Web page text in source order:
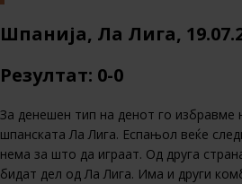
Шпанија, Ла Лига,
Резултат: 0-0
За денешен тип на денот го
шпанската Ла Лига. Еспањол веќе
нема за што да играат. Од друга
бидат дел од Ла Лига. Има и други